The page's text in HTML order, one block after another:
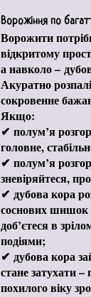
Ворожіння по
Ворожити
відкритому
а навколо –
Акуратно
сокровенне
Якщо:
✔ полум’я
головне,
✔ полум’я
зневіряйтеся,
✔ дубова кора
соснових шишок
доб’єтеся в
подіями;
✔ дубова кора
стане затухати –
похилого віку